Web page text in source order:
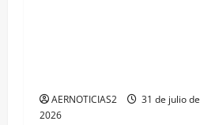
AERNOTICIAS2
31 de julio de
2026